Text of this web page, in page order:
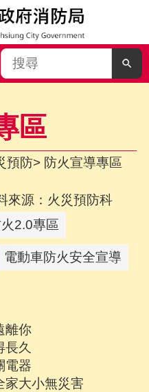
搜
尋
區
預防 防火宣導專區
來源：火災預防科
2.0專區
電動車防火安全宣導
離你
長久
電器
家大小無災害